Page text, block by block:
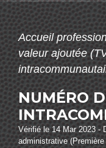
Accueil
valeur ajoutée
NUMÉRO
Vérifié le 14 Mar 2023 -
administrative